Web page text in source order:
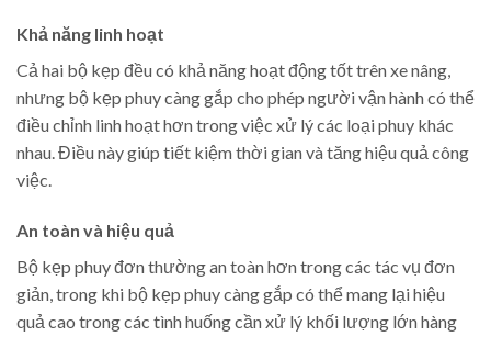
Khả năng linh hoạt
Cả hai bộ kẹp đều có khả năng hoạt động tốt trên xe nâng,
nhưng bộ kẹp phuy càng gắp cho phép người vận hành có thể
điều chỉnh linh hoạt hơn trong việc xử lý các loại phuy khác
nhau. Điều này giúp tiết kiệm thời gian và tăng hiệu quả công
việc.
An toàn và hiệu quả
Bộ kẹp phuy đơn thường an toàn hơn trong các tác vụ đơn
giản, trong khi bộ kẹp phuy càng gắp có thể mang lại hiệu
quả cao trong các tình huống cần xử lý khối lượng lớn hàng